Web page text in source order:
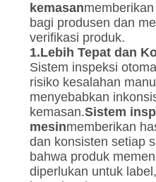
kemasan
bagi produsen dan
verifikasi produk.
1.Lebih Tepat dan
Sistem inspeksi
risiko kesalahan
menyebabkan
kemasan.Sistem
mesinmemberikan
dan konsisten setiap
bahwa produk
diperlukan untuk